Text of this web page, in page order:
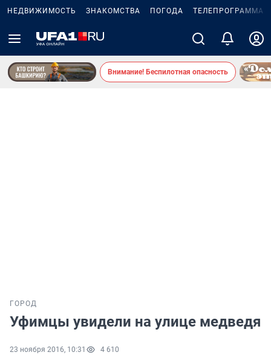
НЕДВИЖИМОСТЬ ЗНАКОМСТВА ПОГОДА ТЕЛЕПРОГРАММА
Внимание! Беспилотная опасность
ГОРОД
Уфимцы увидели на улице медведя
23 ноября 2016, 10:31 4 610